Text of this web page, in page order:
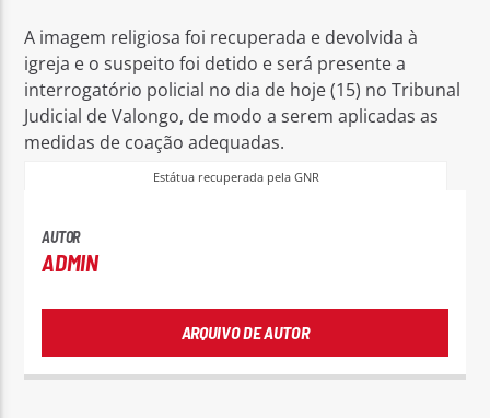
A imagem religiosa foi recuperada e devolvida à
igreja e o suspeito foi detido e será presente a
interrogatório policial no dia de hoje (15) no Tribunal
Judicial de Valongo, de modo a serem aplicadas as
medidas de coação adequadas.
Estátua recuperada pela GNR
AUTOR
ADMIN
ARQUIVO DE AUTOR